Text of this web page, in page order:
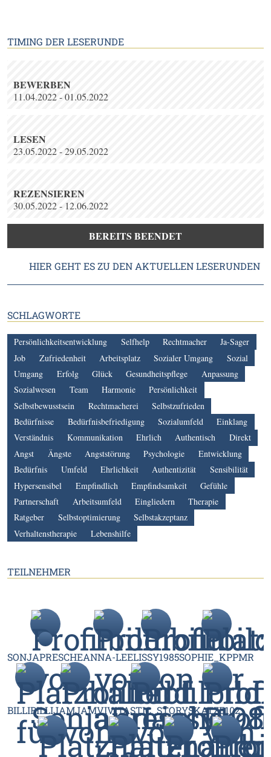
TIMING DER LESERUNDE
BEWERBEN
11.04.2022 - 01.05.2022
LESEN
23.05.2022 - 29.05.2022
REZENSIEREN
30.05.2022 - 12.06.2022
BEREITS BEENDET
HIER GEHT ES ZU DEN AKTUELLEN LESERUNDEN
SCHLAGWORTE
Persönlichkeitsentwicklung Selfhelp Rechtmacher
Ja-Sager
Job
Zufriedenheit Arbeitsplatz Sozialer Umgang
Sozial
Umgang
Erfolg Glück Gesundheitspflege
Anpassung
Sozialwesen
Team Harmonie
Persönlichkeit
Selbstbewusstsein
Rechtmacherei
Selbstzufrieden
Bedürfnisse
Bedürfnisbefriedigung Sozialumfeld
Einklang
Verständnis
Kommunikation Ehrlich Authentisch
Direkt
Angst
Ängste Angststörung Psychologie
Entwicklung
Bedürfnis
Umfeld Ehrlichkeit Authentizität
Sensibilität
Hypersensibel
Empfindlich Empfindsamkeit
Gefühle
Partnerschaft
Arbeitsumfeld Eingliedern
Therapie
Ratgeber
Selbstoptimierung
Selbstakzeptanz
Verhaltenstherapie
Lebenshilfe
TEILNEHMER
SONJAPRESCHEANNA-LEELISSY1985SOPHIE_KPPMR
BILLIBILLIJAMJAMVIVITASTIC_STORYSKATZE102